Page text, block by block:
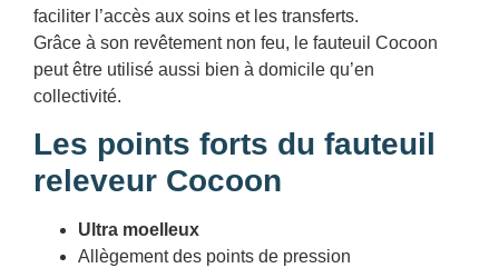
faciliter l’accès aux soins et les transferts.
Grâce à son revêtement non feu, le fauteuil Cocoon
peut être utilisé aussi bien à domicile qu’en
collectivité.
Les points forts du fauteuil
releveur Cocoon
Ultra moelleux
Allègement des points de pression